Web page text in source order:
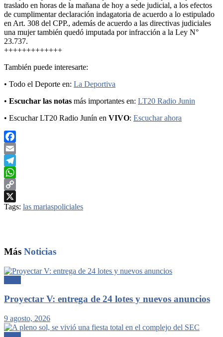
traslado en horas de la mañana de hoy a sede judicial, a los efectos
de cumplimentar declaración indagatoria de acuerdo a lo estipulado
en Art. 308 del CPP., además de acuerdo a las directivas judiciales
una mujer también quedó imputada por infracción a la Ley N°
23.737.
+++++++++++++
También puede interesarte:
• Todo el Deporte en: La Deportiva
• Escuchar las notas más importantes en: LT20 Radio Junin
• Escuchar LT20 Radio Junín en VIVO: Escuchar ahora
Facebook
Email
Telegram
WhatsApp
Copy
Link
X
Tags: las mariaspoliciales
Más Noticias
Proyectar V: entrega de 24 lotes y nuevos anuncios
9 agosto, 2026